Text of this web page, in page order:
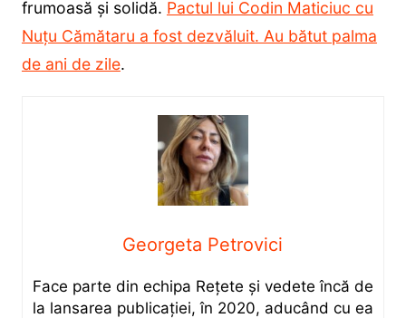
frumoasă și solidă. Pactul lui Codin Maticiuc cu
Nuțu Cămătaru a fost dezvăluit. Au bătut palma
de ani de zile.
Georgeta Petrovici
Face parte din echipa Rețete și vedete încă de
la lansarea publicației, în 2020, aducând cu ea